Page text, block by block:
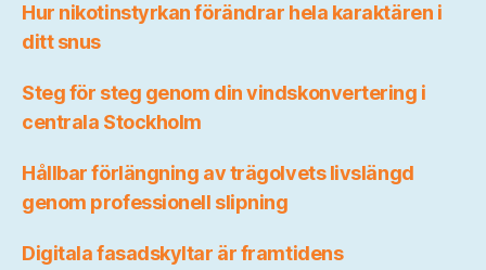
Hur nikotinstyrkan förändrar hela karaktären i
ditt snus
Steg för steg genom din vindskonvertering i
centrala Stockholm
Hållbar förlängning av trägolvets livslängd
genom professionell slipning
Digitala fasadskyltar är framtidens